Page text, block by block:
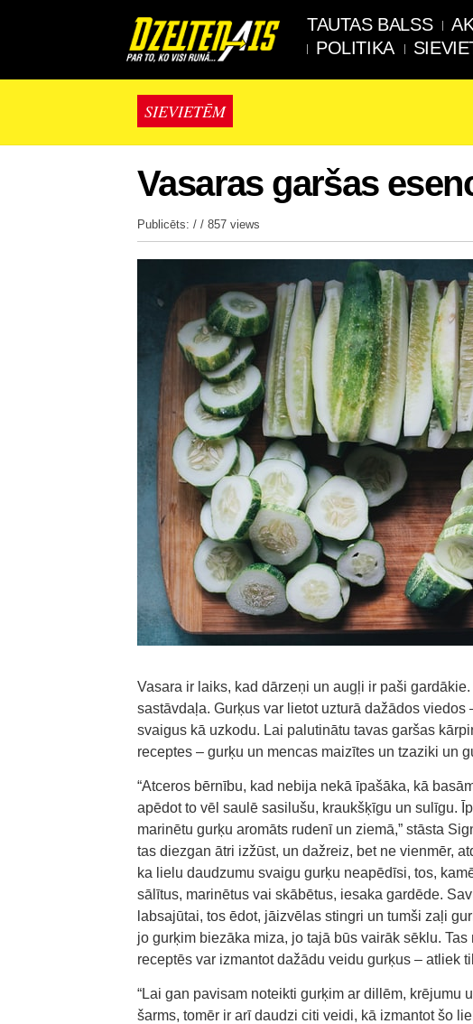
TAUTAS BALSS
POLITIKA
SIEVIETĒM
Vasaras garšas
Publicēts: / / 857 views
Vasara ir laiks, kad dārzeņi un augļi ir paši
sastāvdaļa. Gurķus var lietot uzturā dažādos
svaigus kā uzkodu. Lai palutinātu tavas garšas
receptes – gurķu un mencas maizītes un tzaziki un
“Atceros bērnību, kad nebija nekā īpašāka, kā
apēdot to vēl saulē sasilušu, kraukšķīgu un sulīgu.
marinētu gurķu aromāts rudenī un ziemā,” stāsta
tas diezgan ātri izžūst, un dažreiz, bet ne vienmēr,
ka lielu daudzumu svaigu gurķu neapēdīsi, tos,
sālītus, marinētus vai skābētus, iesaka gardēde.
labsajūtai, tos ēdot, jāizvēlas stingri un tumši zaļi
jo gurķim biezāka miza, jo tajā būs vairāk sēklu.
receptēs var izmantot dažādu veidu gurķus – atliek
“Lai gan pavisam noteikti gurķim ar dillēm, krējumu
šarms, tomēr ir arī daudzi citi veidi, kā izmantot šo